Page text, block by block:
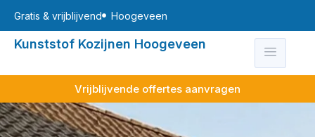
Gratis & vrijblijvend Hoogeveen
Kunststof Kozijnen Hoogeveen
Vrijblijvende offertes aanvragen